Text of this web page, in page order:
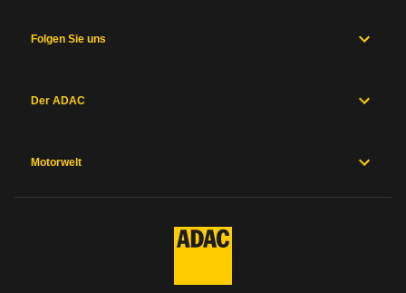
Folgen Sie uns
Der ADAC
Motorwelt